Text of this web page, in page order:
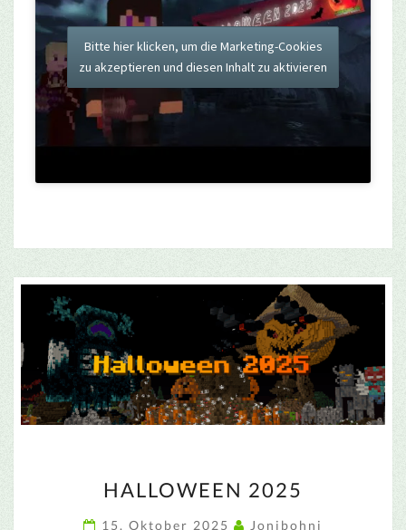
Bitte hier klicken, um die Marketing-Cookies
zu akzeptieren und diesen Inhalt zu aktivieren
2025
HALLOWEEN 2025
15. Oktober 2025 Jonibohni